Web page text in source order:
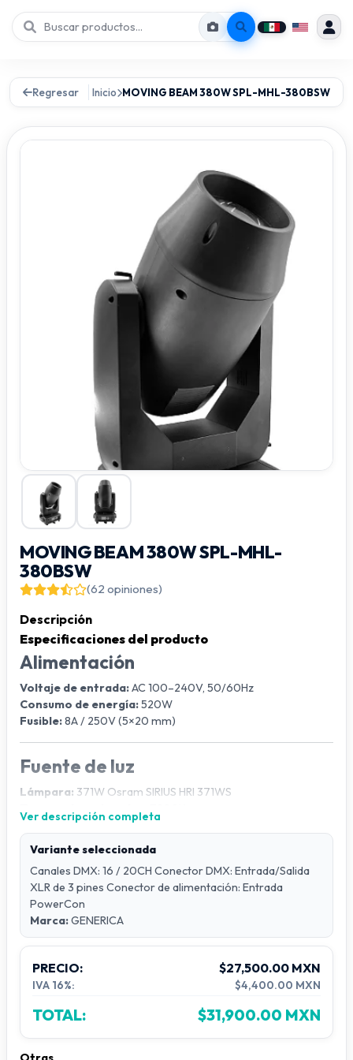
Regresar Inicio MOVING BEAM 380W SPL-MHL-380BSW
MOVING BEAM 380W SPL-MHL-
380BSW
(62 opiniones)
Descripción
Especificaciones del producto
Alimentación
Voltaje de entrada:AC 100–240V, 50/60Hz
Consumo de energía:520W
Fusible:8A / 250V (5×20 mm)
Fuente de luz
Lámpara: 371W Osram SIRIUS HRI 371WS
Temperatura de color:
Vida útil promedio:2,000 horas
Control
Canales DMX:16 / 20CH
Conector DMX:
Conector de alimentación:
Modo de control:DMX / maestro-esclavo / automático /
sonido
Pan:540° (16 bits)
Movimientos de Pan/Tilt precisos y rápidos
Ver descripción completa
Variante seleccionada
Canales DMX: 16 / 20CH Conector DMX: Entrada/Salida
XLR de 3 pines Conector de alimentación: Entrada
PowerCon
Marca:GENERICA
PRECIO: $27,500.00 MXN
IVA 16%: $4,400.00 MXN
TOTAL: $31,900.00 MXN